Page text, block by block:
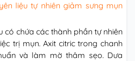
liệu tự nhiên giảm sưng mụn
có chứa các thành phần tự nhiên
trị mụn. Axit citric trong chanh
và làm mờ thâm sẹo. Dưa